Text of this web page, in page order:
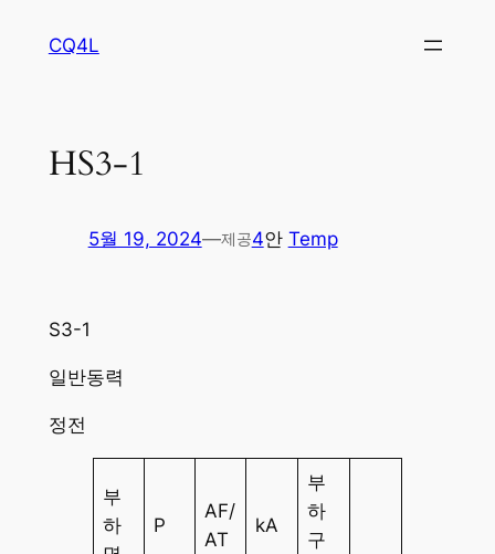
CQ4L
HS3-1
5월 19, 2024—제공4안 Temp
S3-1
일반동력
정전
부
하
P
AF/
AT
kA
부
하
구